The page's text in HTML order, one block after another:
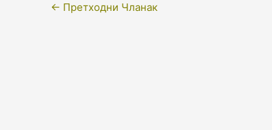
← Претходни Чланак